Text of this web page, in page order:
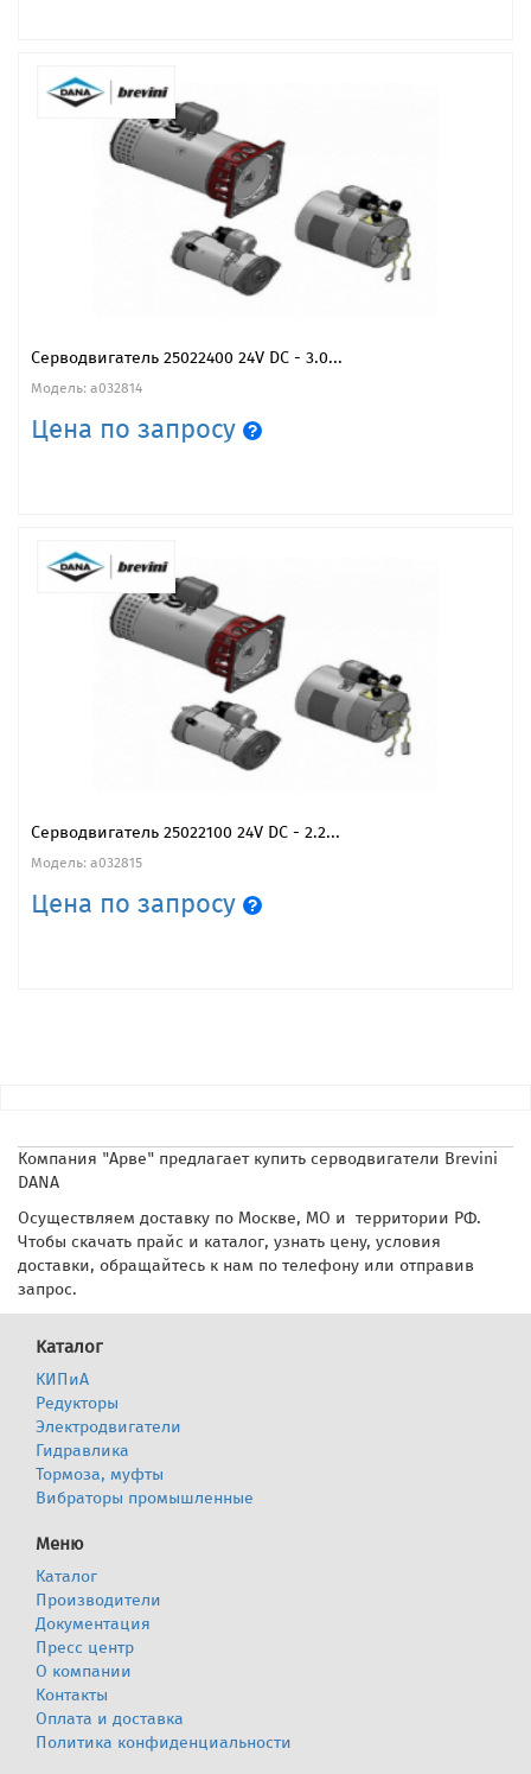
Серводвигатель 25022400 24V DC - 3.0...
Модель: a032814
Цена по запросу
Серводвигатель 25022100 24V DC - 2.2...
Модель: a032815
Цена по запросу
Компания "Арве" предлагает купить серводвигатели Brevini
DANA
Осуществляем доставку по Москве, МО и территории РФ.
Чтобы скачать прайс и каталог, узнать цену, условия
доставки, обращайтесь к нам по телефону или отправив
запрос.
Каталог
КИПиА
Редукторы
Электродвигатели
Гидравлика
Тормоза, муфты
Вибраторы промышленные
Меню
Каталог
Производители
Документация
Пресс центр
О компании
Контакты
Оплата и доставка
Политика конфиденциальности